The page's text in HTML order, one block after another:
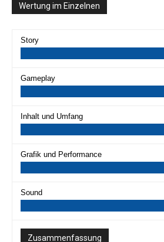
Wertung im Einzelnen
Story
Gameplay
Inhalt und Umfang
Grafik und Performance
Sound
Zusammenfassung